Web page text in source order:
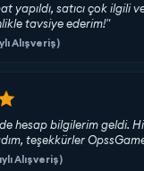
yapıldı, satıcı çok ilgili
tavsiye ederim!"
Alışveriş)
hesap bilgilerim geldi.
teşekkürler
Alışveriş)